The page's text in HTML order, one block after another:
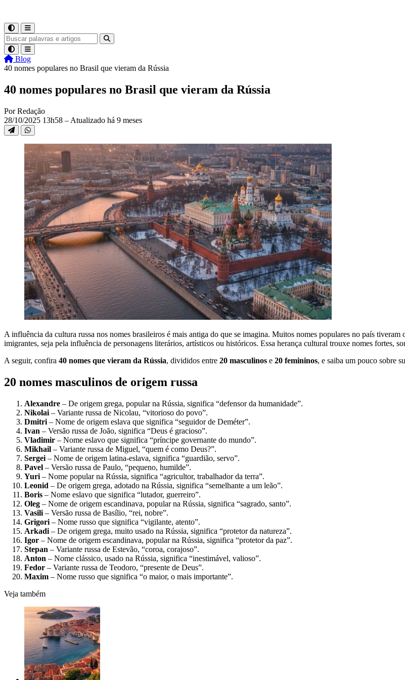
Blog
40 nomes populares no Brasil que vieram da Rússia
40 nomes populares no Brasil que vieram da Rússia
Por Redação
28/10/2025 13h58 – Atualizado há 9 meses
A influência da cultura russa nos nomes brasileiros é mais antiga do que se imagina. Muitos nomes populares no país
imigrantes, seja pela influência de personagens literários, artísticos ou históricos. Essa herança cultural trouxe nomes fortes,
A seguir, confira 40 nomes que vieram da Rússia, divididos entre 20 masculinos e 20 femininos, e saiba um pouco sobre
20 nomes masculinos de origem russa
Alexandre – De origem grega, popular na Rússia, significa “defensor da humanidade”.
Nikolai – Variante russa de Nicolau, “vitorioso do povo”.
Dmitri – Nome de origem eslava que significa “seguidor de Deméter”.
Ivan – Versão russa de João, significa “Deus é gracioso”.
Vladimir – Nome eslavo que significa “príncipe governante do mundo”.
Mikhail – Variante russa de Miguel, “quem é como Deus?”.
Sergei – Nome de origem latina-eslava, significa “guardião, servo”.
Pavel – Versão russa de Paulo, “pequeno, humilde”.
Yuri – Nome popular na Rússia, significa “agricultor, trabalhador da terra”.
Leonid – De origem grega, adotado na Rússia, significa “semelhante a um leão”.
Boris – Nome eslavo que significa “lutador, guerreiro”.
Oleg – Nome de origem escandinava, popular na Rússia, significa “sagrado, santo”.
Vasili – Versão russa de Basílio, “rei, nobre”.
Grigori – Nome russo que significa “vigilante, atento”.
Arkadi – De origem grega, muito usado na Rússia, significa “protetor da natureza”.
Igor – Nome de origem escandinava, popular na Rússia, significa “protetor da paz”.
Stepan – Variante russa de Estevão, “coroa, corajoso”.
Anton – Nome clássico, usado na Rússia, significa “inestimável, valioso”.
Fedor – Variante russa de Teodoro, “presente de Deus”.
Maxim – Nome russo que significa “o maior, o mais importante”.
Veja também